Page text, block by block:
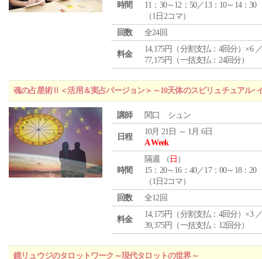
時間
11：30～12：50／13：10～14：30
（1日2コマ）
回数
全24回
料金
14,175円（分割支払：4回分）×6
77,175円（一括支払：24回分）
魂の占星術Ⅱ＜活用＆実占バージョン＞～10天体のスピリュチュアル･
講師 関口 シュン
日程
10月 21日 ～ 1月 6日
A Week
時間
隔週 （ 日 ）
15：20～16：40／17：00～18：20
（1日2コマ）
回数
全12回
料金
14,175円（分割支払：4回分）×3
39,375円（一括支払：12回分）
鏡リュウジのタロットワーク～現代タロットの世界～